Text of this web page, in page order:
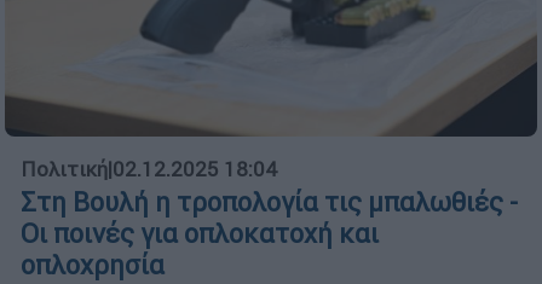
Πολιτική|02.12.2025 18:04
Στη Βουλή η τροπολογία τις μπαλωθιές -
Οι ποινές για οπλοκατοχή και
οπλοχρησία